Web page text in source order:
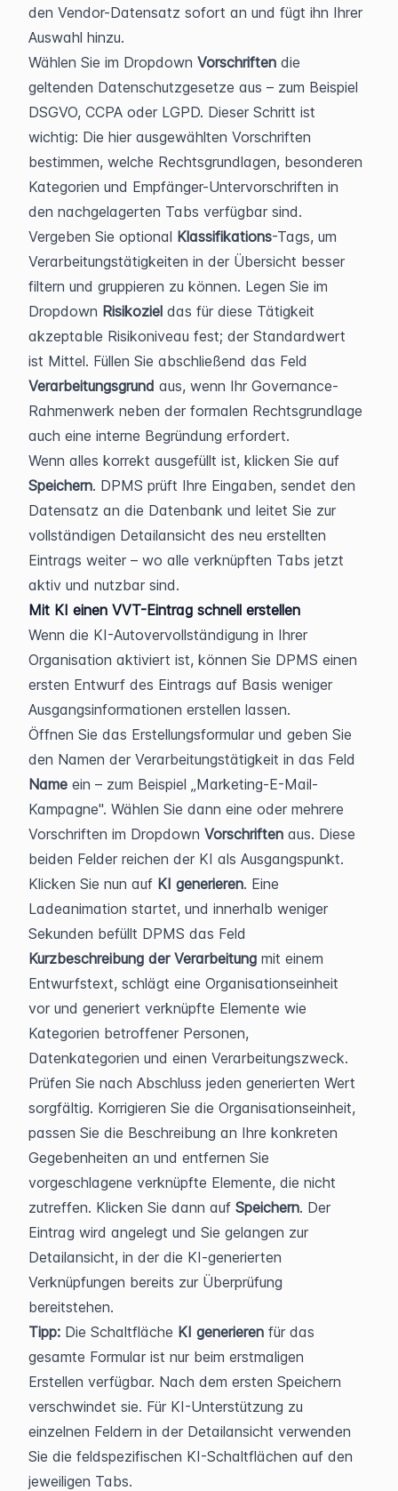
den Vendor-Datensatz sofort an und fügt ihn Ihrer
Auswahl hinzu.
Wählen Sie im Dropdown Vorschriften die
geltenden Datenschutzgesetze aus – zum Beispiel
DSGVO, CCPA oder LGPD. Dieser Schritt ist
wichtig: Die hier ausgewählten Vorschriften
bestimmen, welche Rechtsgrundlagen, besonderen
Kategorien und Empfänger-Untervorschriften in
den nachgelagerten Tabs verfügbar sind.
Vergeben Sie optional Klassifikations-Tags, um
Verarbeitungstätigkeiten in der Übersicht besser
filtern und gruppieren zu können. Legen Sie im
Dropdown Risikoziel das für diese Tätigkeit
akzeptable Risikoniveau fest; der Standardwert
Verarbeitungsgrund aus, wenn Ihr Governance-
Rahmenwerk neben der formalen Rechtsgrundlage
auch eine interne Begründung erfordert.
Speichern. DPMS prüft Ihre Eingaben, sendet den
Datensatz an die Datenbank und leitet Sie zur
vollständigen Detailansicht des neu erstellten
Eintrags weiter – wo alle verknüpften Tabs jetzt
aktiv und nutzbar sind.
Mit KI einen VVT-Eintrag schnell erstellen
Wenn die KI-Autovervollständigung in Ihrer
Organisation aktiviert ist, können Sie DPMS einen
ersten Entwurf des Eintrags auf Basis weniger
Ausgangsinformationen erstellen lassen.
Öffnen Sie das Erstellungsformular und geben Sie
Name ein – zum Beispiel „Marketing-E-Mail-
Kampagne". Wählen Sie dann eine oder mehrere
Vorschriften im Dropdown Vorschriften aus. Diese
beiden Felder reichen der KI als Ausgangspunkt.
Klicken Sie nun auf KI generieren. Eine
Ladeanimation startet, und innerhalb weniger
Kurzbeschreibung der Verarbeitung mit einem
Entwurfstext, schlägt eine Organisationseinheit
vor und generiert verknüpfte Elemente wie
Kategorien betroffener Personen,
Datenkategorien und einen Verarbeitungszweck.
Prüfen Sie nach Abschluss jeden generierten Wert
sorgfältig. Korrigieren Sie die Organisationseinheit,
passen Sie die Beschreibung an Ihre konkreten
Gegebenheiten an und entfernen Sie
vorgeschlagene verknüpfte Elemente, die nicht
zutreffen. Klicken Sie dann auf Speichern. Der
Eintrag wird angelegt und Sie gelangen zur
Detailansicht, in der die KI-generierten
Verknüpfungen bereits zur Überprüfung
bereitstehen.
Tipp: Die Schaltfläche KI generieren für das
gesamte Formular ist nur beim erstmaligen
Erstellen verfügbar. Nach dem ersten Speichern
verschwindet sie. Für KI-Unterstützung zu
einzelnen Feldern in der Detailansicht verwenden
Sie die feldspezifischen KI-Schaltflächen auf den
jeweiligen Tabs.